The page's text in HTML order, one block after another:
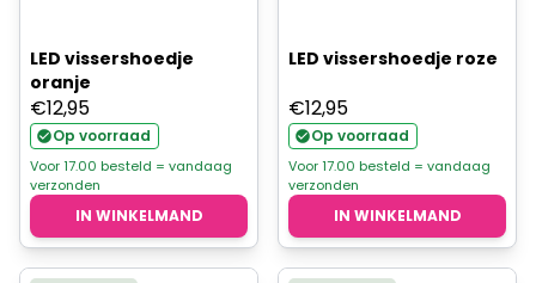
LED vissershoedje
oranje
€12,95
Op voorraad
Voor 17.00 besteld = vandaag
verzonden
IN WINKELMAND
LED vissershoedje roze
€12,95
Op voorraad
Voor 17.00 besteld = vandaag
verzonden
IN WINKELMAND